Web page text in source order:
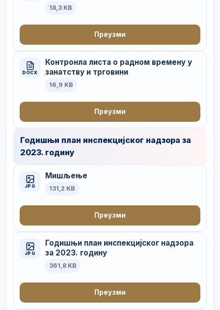
18,3 KB
Преузми
DOCX
Контронла листа о радном времену у
занатству и трговини
16,9 KB
Преузми
Годишњи план инспекцијског надзора за
2023. годину
JPG
Мишљење
131,2 KB
Преузми
JPG
Годишњи план инспекцијског надзора
за 2023. годину
361,8 KB
Преузми